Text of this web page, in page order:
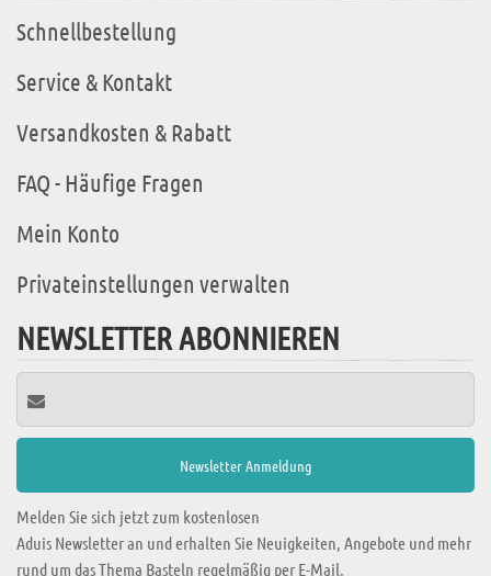
Schnellbestellung
Service & Kontakt
Versandkosten & Rabatt
FAQ - Häufige Fragen
Mein Konto
Privateinstellungen verwalten
NEWSLETTER ABONNIEREN
Melden Sie sich jetzt zum kostenlosen
Aduis Newsletter an und erhalten Sie Neuigkeiten, Angebote und mehr
rund um das Thema Basteln regelmäßig per E-Mail.